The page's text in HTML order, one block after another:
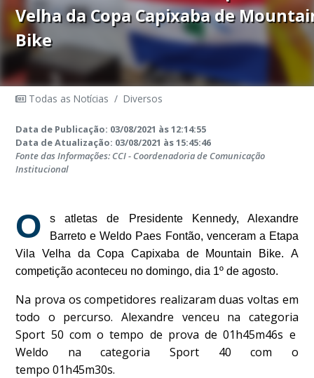
Velha da Copa Capixaba de
Bike
Todas as Notícias / Diversos
Data de Publicação: 03/08/2021 às 12:14:55
Data de Atualização: 03/08/2021 às 15:45:46
Fonte das Informações: CCI - Coordenadoria de Comunicação
Institucional
O
s atletas de Presidente Kennedy, Alexandre
Barreto e Weldo Paes Fontão, venceram a Etapa
Vila Velha da Copa Capixaba de Mountain Bike. A
competição aconteceu no domingo, dia 1º de agosto.
Na prova os competidores realizaram duas voltas em
todo o percurso. Alexandre venceu na categoria
Sport 50 com o tempo de prova de 01h45m46s e
Weldo na categoria Sport 40 com o
tempo 01h45m30s.